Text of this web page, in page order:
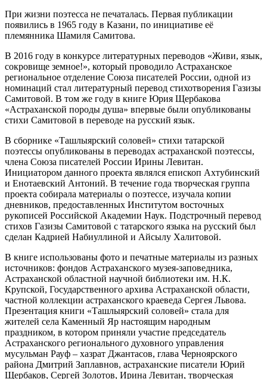
При жизни поэтесса не печаталась. Первая публикации
появились в 1965 году в Казани, по инициативе её
племянника Шамиля Самитова.
В 2016 году в конкурсе литературных переводов «Живи, язык,
сокровище земное!», который проводило Астраханское
региональное отделение Союза писателей России, одной из
номинаций стал литературный перевод стихотворения Газизы
Самитовой. В том же году в книге Юрия Щербакова
«Астраханской породы душа» впервые были опубликованы
стихи Самитовой в переводе на русский язык.
В сборнике «Ташлыярский соловей» стихи татарской
поэтессы опубликованы в переводах астраханской поэтессы,
члена Союза писателей России Ирины Левитан.
Инициатором данного проекта являлся епископ Ахтубинский
и Енотаевский Антоний. В течение года творческая группа
проекта собирала материалы о поэтессе, изучала копии
дневников, предоставленных Институтом восточных
рукописей Российской Академии Наук. Подстрочный перевод
стихов Газизы Самитовой с татарского языка на русский был
сделан Кадрией Набиуллиной и Айсылу Халитовой.
В книге использованы фото и печатные материалы из разных
источников: фондов Астраханского музея-заповедника,
Астраханской областной научной библиотеки им. Н.К.
Крупской, Государственного архива Астраханской области,
частной коллекции астраханского краеведа Сергея Львова.
Презентация книги «Ташлыярский соловей» стала для
жителей села Каменный Яр настоящим народным
праздником, в котором приняли участие председатель
Астраханского регионального духовного управления
мусульман Рауф – хазрат Джантасов, глава Черноярского
района Дмитрий Заплавнов, астраханские писатели Юрий
Щербаков, Сергей Золотов, Ирина Левитан, творческая